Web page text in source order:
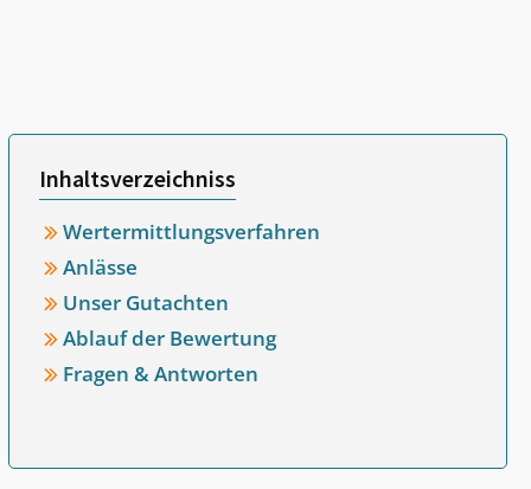
Inhaltsverzeichniss
Wertermittlungsverfahren
Anlässe
Unser Gutachten
Ablauf der Bewertung
Fragen & Antworten